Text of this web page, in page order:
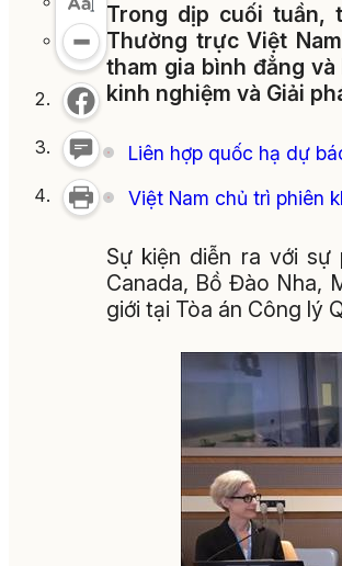
Trong dịp cuối tuần,
Thường trực Việt
tham gia bình đẳng
kinh nghiệm và Giải
Liên hợp quốc hạ dự
Việt Nam chủ trì phiên
Sự kiện diễn ra với
Canada, Bồ Đào Nha,
giới tại Tòa án Công lý